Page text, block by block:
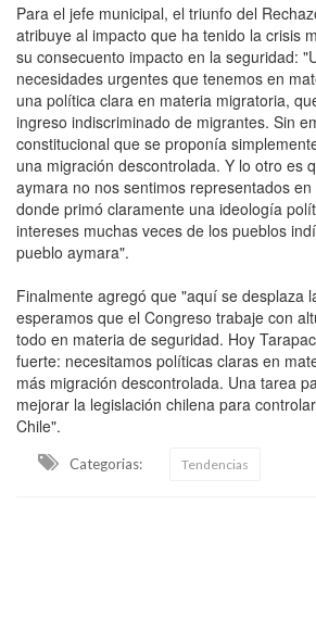
Para el jefe municipal, el triunfo del
atribuye al impacto que ha tenido la crisis
su consecuento impacto en la seguridad:
necesidades urgentes que tenemos en
una política clara en materia migratoria,
ingreso indiscriminado de migrantes. Sin
constitucional que se proponía
una migración descontrolada. Y lo otro es
aymara no nos sentimos representados
donde primó claramente una ideología
intereses muchas veces de los pueblos
pueblo aymara".
Finalmente agregó que "aquí se desplaza
esperamos que el Congreso trabaje con
todo en materia de seguridad. Hoy
fuerte: necesitamos políticas claras en
más migración descontrolada. Una tarea
mejorar la legislación chilena para
Chile".
Categorias: Tendencias